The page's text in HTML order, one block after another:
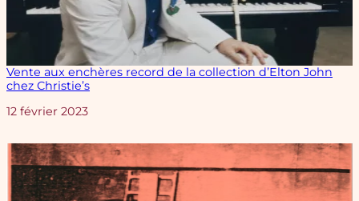
Vente aux enchères record de la collection d’Elton John
chez Christie’s
Date
12 février 2023